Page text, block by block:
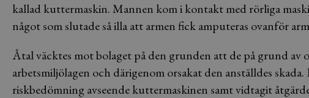
kallad kuttermaskin. Mannen kom i kontakt med rörliga
något som slutade så illa att armen fick amputeras ovanför
Åtal väcktes mot bolaget på den grunden att de på grund av
arbetsmiljölagen och därigenom orsakat den anställdes
riskbedömning avseende kuttermaskinen samt vidtagit